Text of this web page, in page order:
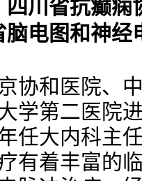
四川省抗癫痫
脑电图和神经
和医院、中
学第二医院
任大内科主
有着丰富的